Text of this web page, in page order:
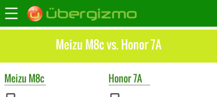
Meizu M8c vs. Honor 7A
Meizu M8c Honor7A